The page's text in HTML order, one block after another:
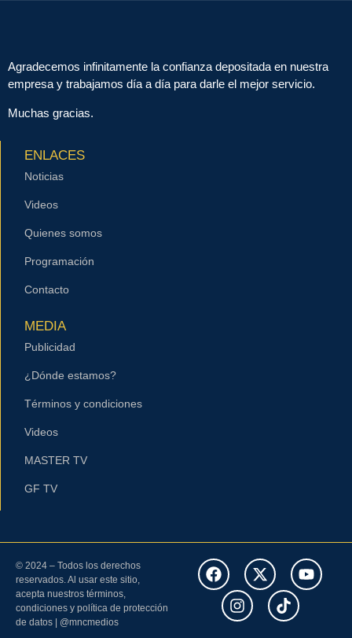
Agradecemos infinitamente la confianza depositada en nuestra
empresa y trabajamos día a día para darle el mejor servicio.
Muchas gracias.
ENLACES
Noticias
Videos
Quienes somos
Programación
Contacto
MEDIA
Publicidad
¿Dónde estamos?
Términos y condiciones
Videos
MASTER TV
GF TV
© 2024 – Todos los derechos
reservados. Al usar este sitio,
acepta nuestros términos,
condiciones y política de protección
de datos | @mncmedios